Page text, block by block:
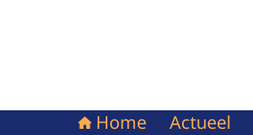
Home Actueel